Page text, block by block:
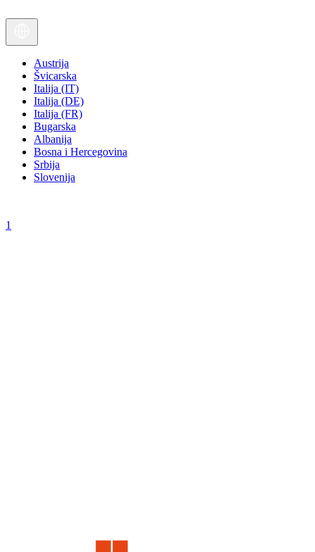
Austrija
Švicarska
Italija (IT)
Italija (DE)
Italija (FR)
Bugarska
Albanija
Bosna i Hercegovina
Srbija
Slovenija
1